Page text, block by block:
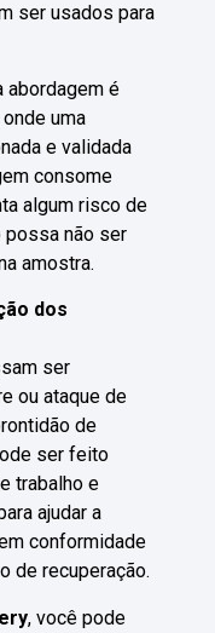
ser usados para
abordagem é
uma
e validada
consome
algum risco de
possa não ser
amostra.
dos
ser
ou ataque de
de
ser feito
trabalho e
ajudar a
conformidade
de recuperação.
, você pode